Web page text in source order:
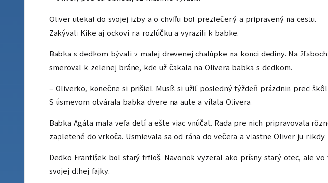
Oliver utekal do svojej izby a o chvíľu bol prezlečený a pripravený na cestu.
Zakývali Kike aj ockovi na rozlúčku a vyrazili k babke.
Babka s dedkom bývali v malej drevenej chalúpke na konci dediny. Na
smeroval k zelenej bráne, kde už čakala na Olivera babka s dedkom.
– Oliverko, konečne si prišiel. Musíš si užiť posledný týždeň prázdnin pred
S úsmevom otvárala babka dvere na aute a vítala Olivera.
Babka Agáta mala veľa detí a ešte viac vnúčat. Rada pre nich pripravovala
zapletené do vrkoča. Usmievala sa od rána do večera a vlastne Oliver ju
Dedko František bol starý frfloš. Navonok vyzeral ako prísny starý otec, ale
svojej dlhej fajky.